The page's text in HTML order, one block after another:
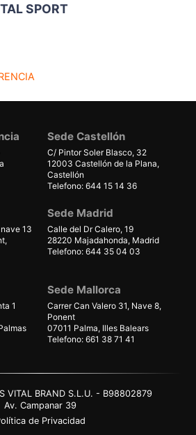
SPORT
Sede Castellón
C/ Pintor Soler Blasco, 32
12003 Castellón de la Plana,
Castellón
Telefono: 644 15 14 36
13
Sede Madrid
Calle del Dr Calero, 19
28220 Majadahonda, Madrid
Telefono: 644 35 04 03
1
Sede Mallorca
Carrer Can Valero 31, Nave 8,
Ponent
07011 Palma, Illes Balears
Telefono: 661 38 71 41
BRAND S.L.U. - B98802879
Av. Campanar 39
de Privacidad